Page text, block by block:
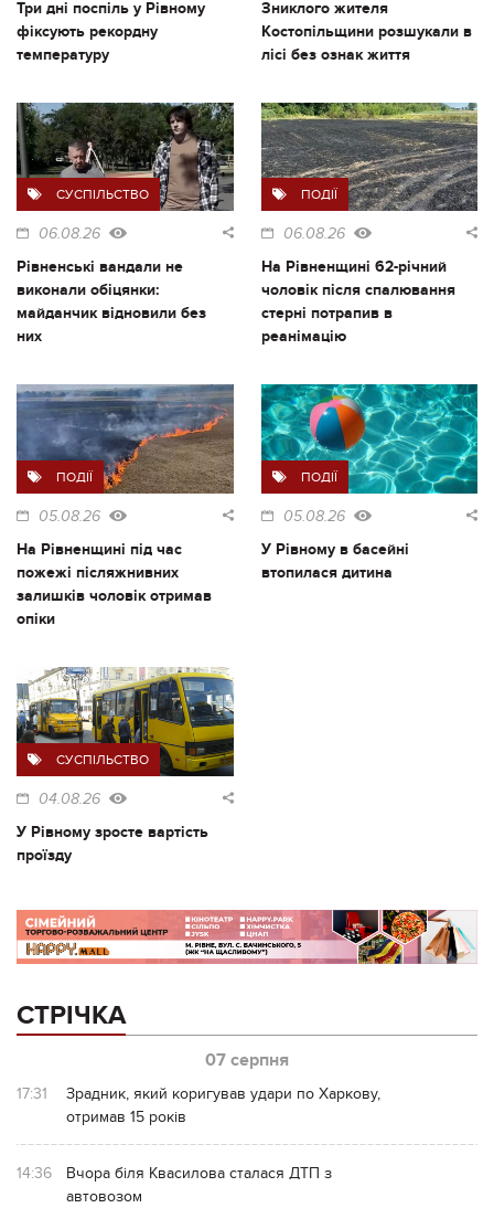
Три дні поспіль у Рівному
фіксують рекордну
температуру
Зниклого жителя
Костопільщини розшукали в
лісі без ознак життя
СУСПІЛЬСТВО
06.08.26
Рівненські вандали не
виконали обіцянки:
майданчик відновили без
них
ПОДІЇ
06.08.26
На Рівненщині 62-річний
чоловік після спалювання
стерні потрапив в
реанімацію
ПОДІЇ
05.08.26
На Рівненщині під час
пожежі післяжнивних
залишків чоловік отримав
опіки
ПОДІЇ
05.08.26
У Рівному в басейні
втопилася дитина
СУСПІЛЬСТВО
04.08.26
У Рівному зросте вартість
проїзду
СТРІЧКА
07 серпня
17:31
Зрадник, який коригував удари по Харкову,
отримав 15 років
14:36
Вчора біля Квасилова сталася ДТП з
автовозом